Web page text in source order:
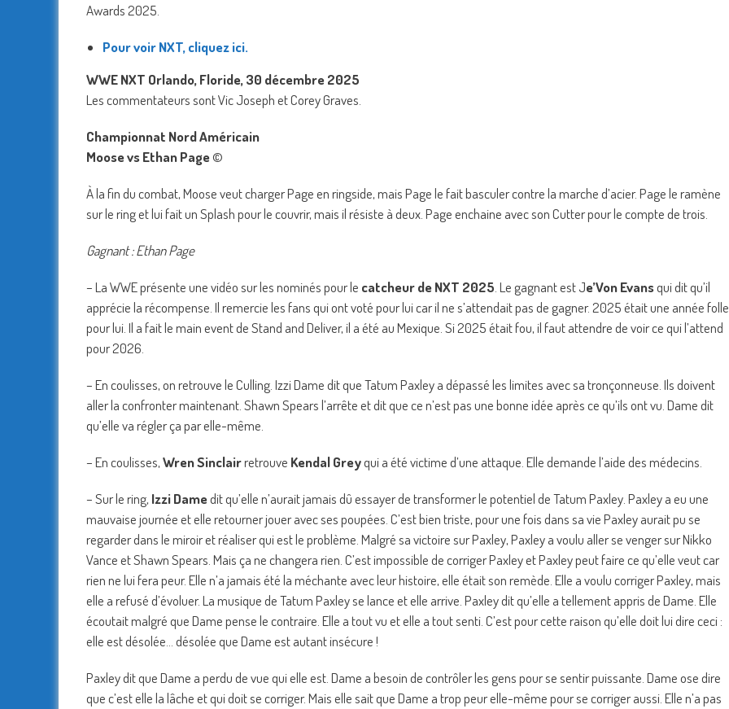
Awards 2025.
Pour voir NXT, cliquez ici.
WWE NXT Orlando, Floride, 30 décembre 2025
Les commentateurs sont Vic Joseph et Corey Graves.
Championnat Nord Américain
Moose vs Ethan Page©
À la fin du combat, Moose veut charger Page en ringside, mais Page le fait basculer contre la marche d’acier. Page le ramène
sur le ring et lui fait un Splash pour le couvrir, mais il résiste à deux. Page enchaine avec son Cutter pour le compte de trois.
Gagnant : Ethan Page
– La WWE présente une vidéo sur les nominés pour le catcheur de NXT 2025. Le gagnant est Je’Von Evansqui dit qu’il
apprécie la récompense. Il remercie les fans qui ont voté pour lui car il ne s’attendait pas de gagner. 2025 était une année folle
pour lui. Il a fait le main event de Stand and Deliver, il a été au Mexique. Si 2025 était fou, il faut attendre de voir ce qui l’attend
pour 2026.
– En coulisses, on retrouve le Culling. Izzi Dame dit que Tatum Paxley a dépassé les limites avec sa tronçonneuse. Ils doivent
aller la confronter maintenant. Shawn Spears l’arrête et dit que ce n’est pas une bonne idée après ce qu’ils ont vu. Dame dit
qu’elle va régler ça par elle-même.
– En coulisses,Wren Sinclairretrouve Kendal Greyqui a été victime d’une attaque. Elle demande l’aide des médecins.
– Sur le ring, Izzi Damedit qu’elle n’aurait jamais dû essayer de transformer le potentiel de Tatum Paxley. Paxley a eu une
mauvaise journée et elle retourner jouer avec ses poupées. C’est bien triste, pour une fois dans sa vie Paxley aurait pu se
regarder dans le miroir et réaliser qui est le problème. Malgré sa victoire sur Paxley, Paxley a voulu aller se venger sur Nikko
Vance et Shawn Spears. Mais ça ne changera rien. C’est impossible de corriger Paxley et Paxley peut faire ce qu’elle veut car
rien ne lui fera peur. Elle n’a jamais été la méchante avec leur histoire, elle était son remède. Elle a voulu corriger Paxley, mais
elle a refusé d’évoluer. La musique de Tatum Paxley se lance et elle arrive. Paxley dit qu’elle a tellement appris de Dame. Elle
écoutait malgré que Dame pense le contraire. Elle a tout vu et elle a tout senti. C’est pour cette raison qu’elle doit lui dire ceci :
elle est désolée… désolée que Dame est autant insécure !
Paxley dit que Dame a perdu de vue qui elle est. Dame a besoin de contrôler les gens pour se sentir puissante. Dame ose dire
que c’est elle la lâche et qui doit se corriger. Mais elle sait que Dame a trop peur elle-même pour se corriger aussi. Elle n’a pas